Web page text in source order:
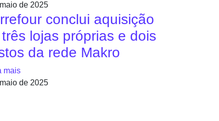
de 2025
conclui aquisição
lojas próprias e dois
da rede Makro
mais
de 2025